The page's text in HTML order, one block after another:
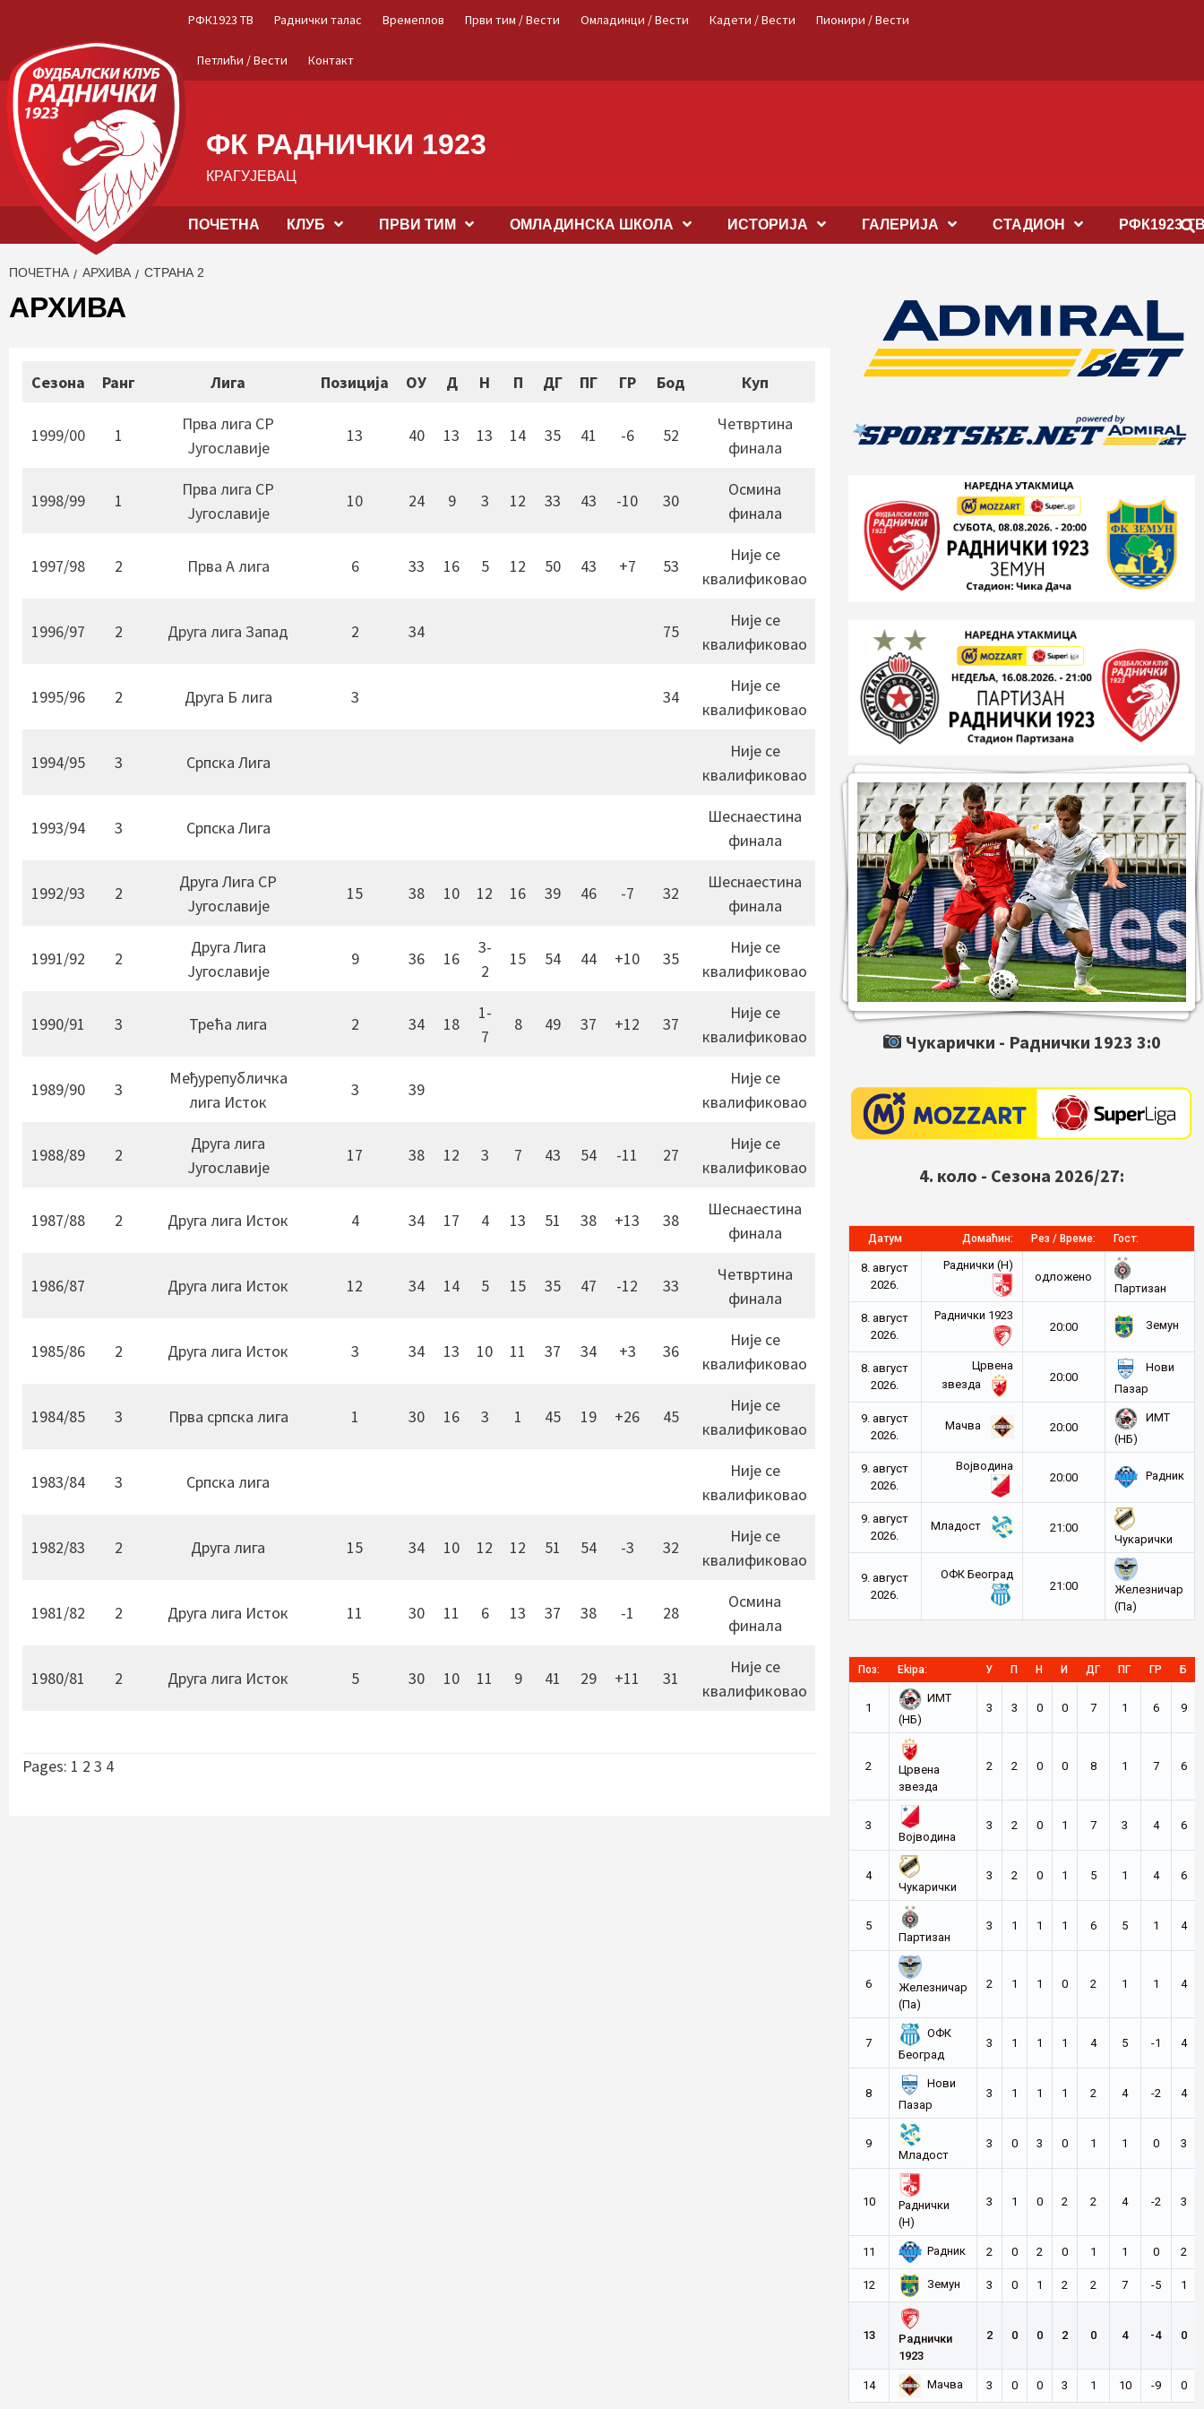
content
РФК1923 ТВ Раднички талас Времеплов Први тим / Вести Омладинци / Вести Кадети / Вести Пионири / Вести
Петлићи / Вести Контакт
ФК РАДНИЧКИ 1923
КРАГУЈЕВАЦ
ПОЧЕТНА КЛУБ ПРВИ ТИМ OМЛАДИНСКА ШКОЛА ИСТОРИЈА ГАЛЕРИЈА СТАДИОН РФК1923
ПОЧЕТНА АРХИВА СТРАНА 2
АРХИВА
Сезона Ранг Лига Позиција ОУ Д Н П ДГ ПГ ГР Бод Куп
1999/00 1
Прва лига СР
Југославије
13 40 13 13 14 35 41 -6 52
Четвртина
финала
1998/99 1
Прва лига СР
Југославије
10 24 9 3 12 33 43 -10 30
Осмина
финала
1997/98 2 Прва А лига 6 33 16 5 12 50 43 +7 53
Није се
квалификовао
1996/97 2 Друга лига Запад 2 34 75
Није се
квалификовао
1995/96 2 Друга Б лига 3 34
Није се
квалификовао
1994/95 3 Српска Лига
Није се
квалификовао
1993/94 3 Српска Лига
Шеснаестина
финала
1992/93 2
Друга Лига СР
Југославије
15 38 10 12 16 39 46 -7 32
Шеснаестина
финала
1991/92 2
Друга Лига
Југославије
9 36 16
3-
2
15 54 44 +10 35
Није се
квалификовао
1990/91 3 Трећа лига 2 34 18
1-
7
8 49 37 +12 37
Није се
квалификовао
1989/90 3
Међурепубличка
лига Исток
3 39
Није се
квалификовао
1988/89 2
Друга лига
Југославије
17 38 12 3 7 43 54 -11 27
Није се
квалификовао
1987/88 2 Друга лига Исток 4 34 17 4 13 51 38 +13 38
Шеснаестина
финала
1986/87 Друга лига Исток 12 34 14 5 15 35 47 -12 33
Четвртина
финала
1985/86 2 Друга лига Исток 3 34 13 10 11 37 34 +3 36
Није се
квалификовао
1984/85 3 Прва српска лига 1 30 16 3 1 45 19 +26 45
Није се
квалификовао
1983/84 3 Српска лига
Није се
квалификовао
1982/83 2 Друга лига 15 34 10 12 12 51 54 -3 32
Није се
квалификовао
1981/82 2 Друга лига Исток 11 30 11 6 13 37 38 -1 28
Осмина
финала
1980/81 2 Друга лига Исток 5 30 10 11 9 41 29 +11 31
Није се
квалификовао
Pages: 1 2 3 4
Чукарички - Раднички 1923 3:0
4. коло - Сезона 2026/27:
Датум Домаћин: Рез / Време: Гост:
8. август
2026.
Раднички (Н)
oдложено
Партизан
8. август
2026.
Раднички 1923
20:00
Земун
8. август
2026.
Црвена
звезда
20:00
Нови
Пазар
9. август
2026.
Мачва 20:00
ИМТ
(НБ)
9. август
2026.
Војводина
20:00
Радник
9. август
2026.
Младост
21:00
Чукарички
9. август
2026.
ОФК Београд
21:00
Железничар
(Па)
Поз: Ekipa: У П Н И ДГ ПГ ГР Б
1
ИМТ
(НБ)
3 3 0 0 7 1 6 9
2
Црвена
звезда
2 2 0 0 8 1 7 6
3
Војводина
3 2 0 1 7 3 4 6
4
Чукарички
3 2 0 1 5 1 4 6
5
Партизан
3 1 1 1 6 5 1 4
6
Железничар
(Па)
2 1 1 0 2 1 1 4
7
ОФК
Београд
3 1 1 1 4 5 -1 4
8
Нови
Пазар
3 1 1 1 2 4 -2 4
9
Младост
3 0 3 0 1 1 0 3
10
Раднички
(Н)
3 1 0 2 2 4 -2 3
11 Радник 2 0 2 0 1 1 0 2
12 Земун 3 0 1 2 2 7 -5 1
13
Раднички
1923
2 0 0 2 0 4 -4 0
14 Мачва 3 0 0 3 1 10 -9 0